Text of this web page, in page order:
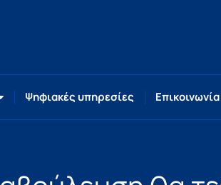
Ψηφιακές υπηρεσίες Επικοινωνία